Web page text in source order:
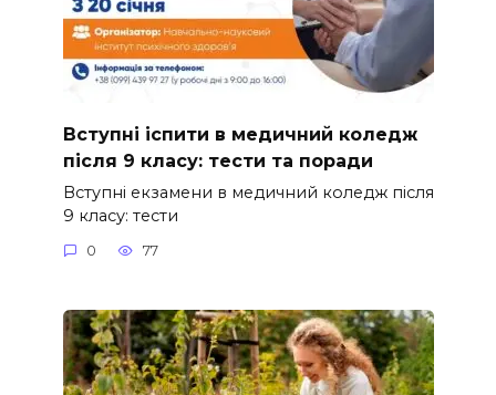
Вступні іспити в медичний коледж
після 9 класу: тести та поради
Вступні екзамени в медичний коледж після
9 класу: тести
0 77